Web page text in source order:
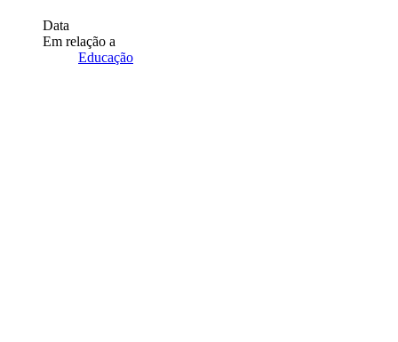
Data
Em relação a
Educação